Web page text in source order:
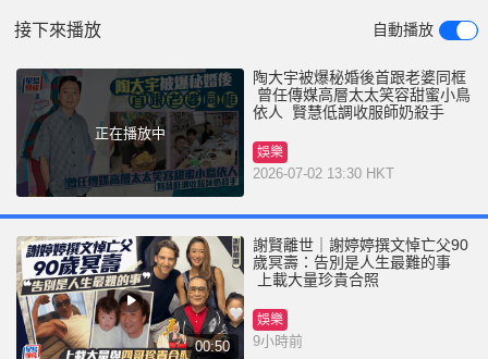
接下來播放 自動播放
正在播放中
陶大宇被爆秘婚後首跟老婆同框
曾任傳媒高層太太笑容甜蜜小鳥
依人 賢慧低調收服師奶殺手
娛樂
2026-07-02 13:30 HKT
00:50
謝賢離世｜謝婷婷撰文悼亡父90
歲冥壽：告別是人生最難的事
上載大量珍貴合照
娛樂
9小時前